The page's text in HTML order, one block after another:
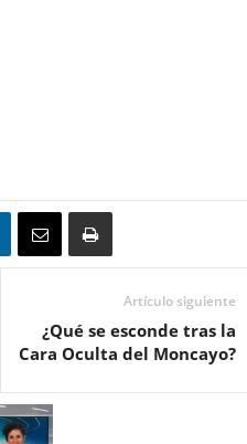
Artículo siguiente
¿Qué se esconde tras la
Cara Oculta del Moncayo?